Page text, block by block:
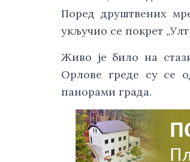
Поред друштвених
укључио се покрет
Живо је било на
Орлове греде су се
панорами града.